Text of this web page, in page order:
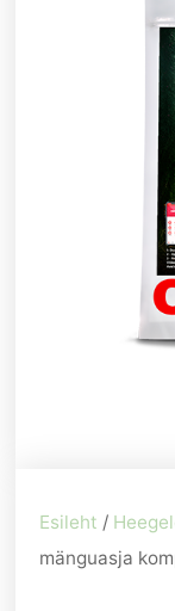
Esileht /
mänguasja